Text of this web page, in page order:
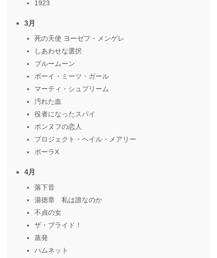
1923
3月
死の天使 ヨーゼフ・メンゲレ
しあわせな選択
ブルームーン
ボーイ・ミーツ・ガール
マーティ・シュプリーム
汚れた血
役者になったスパイ
ポンヌフの恋人
プロジェクト・ヘイル・メアリー
ポーラX
4月
落下音
湯徳章 私は誰なのか
不貞の女
ザ・ブライド！
蒸発
ハムネット